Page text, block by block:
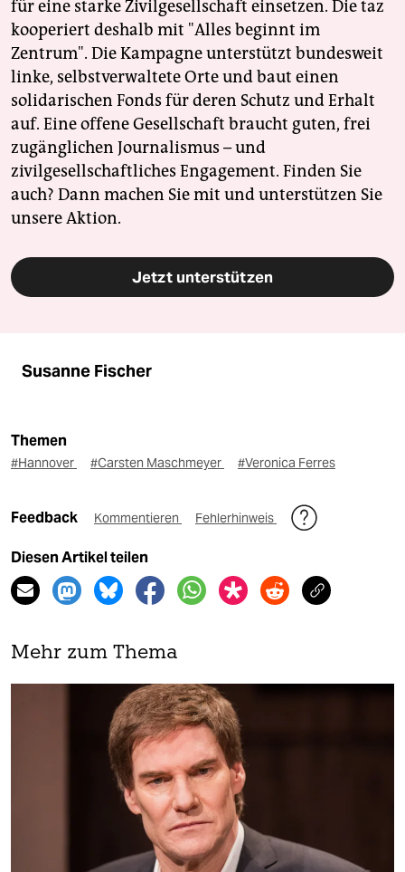
für eine starke Zivilgesellschaft einsetzen. Die taz
kooperiert deshalb mit "Alles beginnt im
Zentrum". Die Kampagne unterstützt bundesweit
linke, selbstverwaltete Orte und baut einen
solidarischen Fonds für deren Schutz und Erhalt
auf. Eine offene Gesellschaft braucht guten, frei
zugänglichen Journalismus – und
zivilgesellschaftliches Engagement. Finden Sie
auch? Dann machen Sie mit und unterstützen Sie
unsere Aktion.
Jetzt unterstützen
Susanne Fischer
Themen
#Hannover #Carsten Maschmeyer #Veronica Ferres
Feedback Kommentieren Fehlerhinweis
Diesen Artikel teilen
Mehr zum Thema